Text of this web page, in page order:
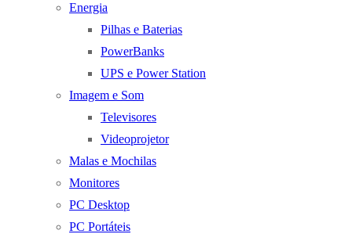
Energia
Pilhas e Baterias
PowerBanks
UPS e Power Station
Imagem e Som
Televisores
Videoprojetor
Malas e Mochilas
Monitores
PC Desktop
PC Portáteis